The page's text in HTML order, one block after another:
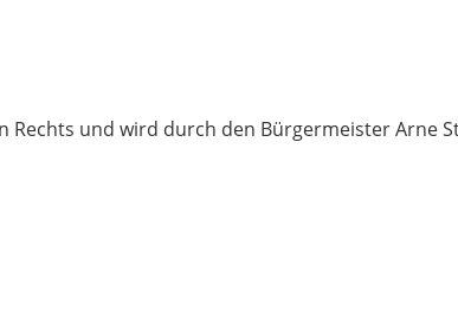
Rechts und wird durch den Bürgermeister Arne